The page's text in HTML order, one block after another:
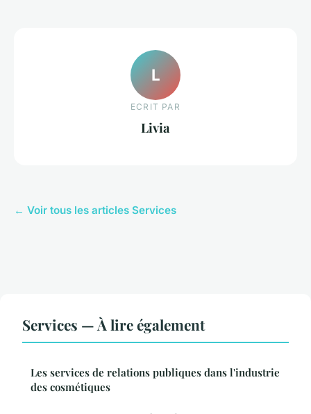
L
ECRIT PAR
Livia
← Voir tous les articles Services
Services — À lire également
Les services de relations publiques dans l'industrie
des cosmétiques